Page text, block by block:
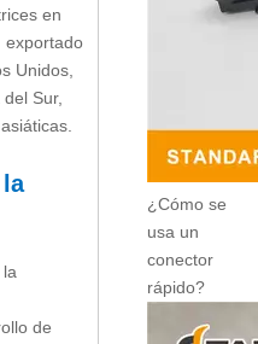
en
Unidos,
Sur,
de
¿Cómo se
usa un
conector
rápido?